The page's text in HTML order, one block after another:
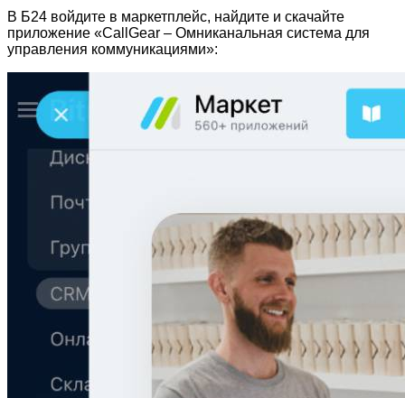
В Б24 войдите в маркетплейс, найдите и скачайте
приложение «CallGear – Омниканальная система для
управления коммуникациями»: